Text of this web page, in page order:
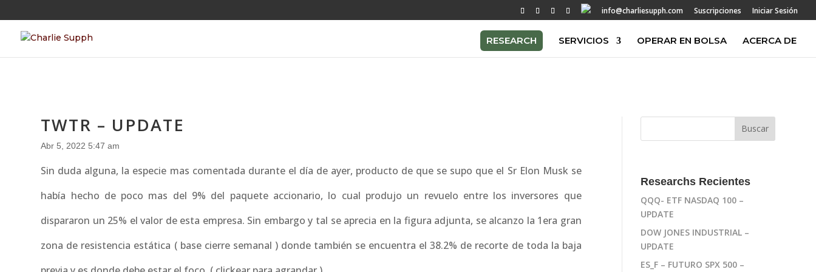
info@charliesupph.com Suscripciones Iniciar Sesión
RESEARCH SERVICIOS OPERAR EN BOLSA ACERCA DE
TWTR – UPDATE
Abr 5, 2022 5:47 am
Sin duda alguna, la especie mas comentada durante el día de ayer, producto de que se supo que el Sr Elon Musk se
había hecho de poco mas del 9% del paquete accionario, lo cual produjo un revuelo entre los inversores que
dispararon un 25% el valor de esta empresa. Sin embargo y tal se aprecia en la figura adjunta, se alcanzo la 1era gran
zona de resistencia estática ( base cierre semanal ) donde también se encuentra el 38.2% de recorte de toda la baja
Researchs Recientes
QQQ- ETF NASDAQ 100 –
UPDATE
DOW JONES INDUSTRIAL –
UPDATE
ES_F – FUTURO SPX 500 –